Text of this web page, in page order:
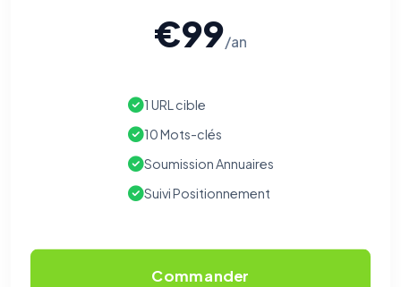
€99/an
1 URL cible
10 Mots-clés
Soumission Annuaires
Suivi Positionnement
Commander